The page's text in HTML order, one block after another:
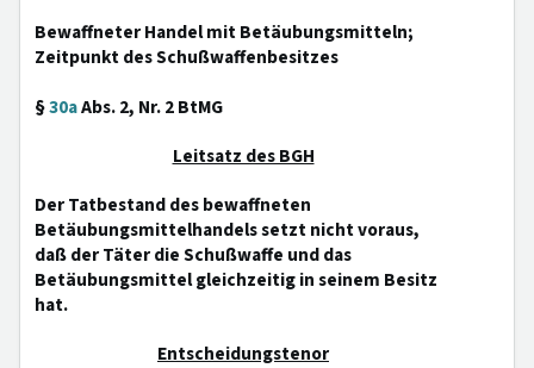
Bewaffneter Handel mit Betäubungsmitteln;
Zeitpunkt des Schußwaffenbesitzes
§30aAbs. 2, Nr. 2 BtMG
Leitsatz des BGH
Der Tatbestand des bewaffneten
Betäubungsmittelhandels setzt nicht voraus,
daß der Täter die Schußwaffe und das
Betäubungsmittel gleichzeitig in seinem Besitz
hat.
Entscheidungstenor